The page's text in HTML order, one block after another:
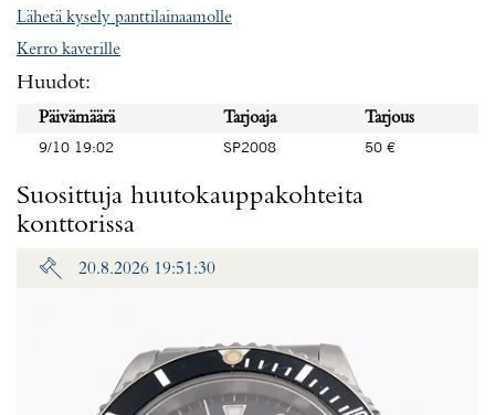
Lähetä kysely panttilainaamolle
Kerro kaverille
Huudot:
Päivämäärä Tarjoaja
Tarjous
9/10 19:02
SP2008 50 €
Suosittuja huutokauppakohteita
konttorissa
20.8.2026 19:51:30